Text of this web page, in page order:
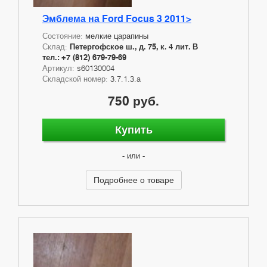
Эмблема на Ford Focus 3 2011>
Состояние: мелкие царапины
Склад: Петергофское ш., д. 75, к. 4 лит. В
тел.: +7 (812) 679-79-69
Артикул: s60130004
Складской номер: 3.7.1.3.a
750 руб.
Купить
- или -
Подробнее о товаре